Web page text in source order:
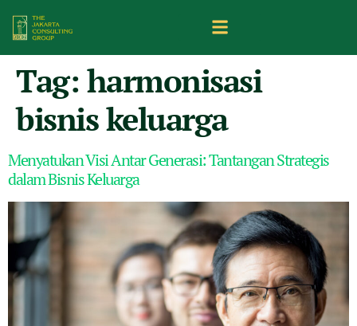
Tag: harmonisasi
bisnis keluarga
Menyatukan Visi Antar Generasi: Tantangan Strategis
dalam Bisnis Keluarga